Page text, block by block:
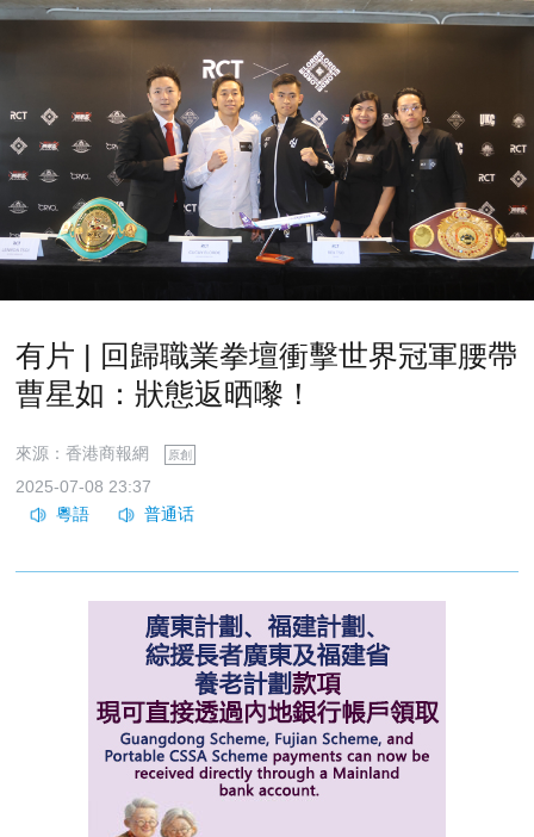
有片 | 回歸職業拳壇衝擊世界冠軍腰帶
曹星如：狀態返晒嚟！
來源：香港商報網 原創
2025-07-08 23:37